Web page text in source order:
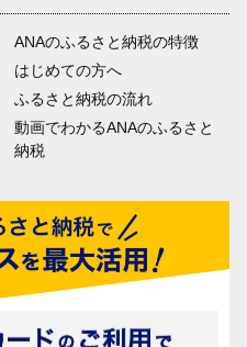
ANAのふるさと納税の特徴
はじめての方へ
ふるさと納税の流れ
動画でわかるANAのふるさと
納税